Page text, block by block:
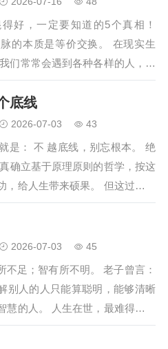
凿许多浅井，不如集中时间和精
好，一定要知道的5个真相！
的本质是等价交换。 在现实生
们常常会遇到各种各样的人，有
总是能够轻松地吸引人们的目
些人则不那么受欢迎。 这其中
要原因，就是人脉的等价交换原
单来说，就是只有当你有价值
才会愿意与你建立关系。 想象
果你只是一个普通的打工…
底线
2026-07-03 43
是： 不 越底线，别忘根本。 绝
确立基于原理原则的哲学，按这
给人生带来硕果。 但这过程绝
律己，需要约束和规范自己的行
有时会给自己带来损失，要经历
路，选哪一条？ 当你彷徨时，
条“本来该走的路”，即使…
2026-07-03 45
智有所不明。 老子曾言：
，最难得就是
走得更远。 1 不高估自